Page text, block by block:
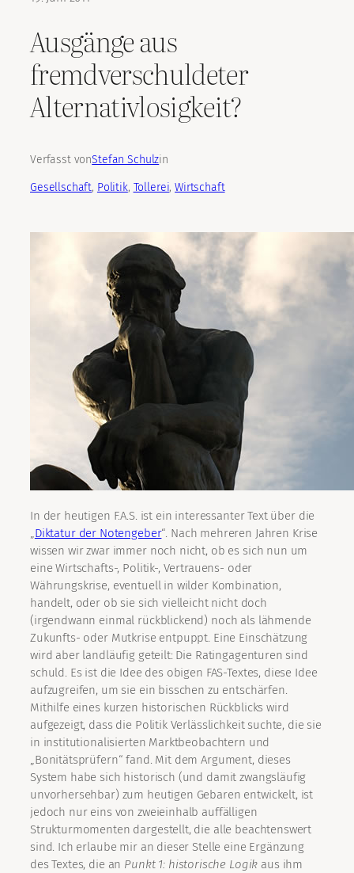
Ausgänge aus
fremdverschuldeter
Alternativlosigkeit?
Verfasst vonStefan Schulzin
Gesellschaft, Politik, Tollerei, Wirtschaft
In der heutigen F.A.S. ist ein interessanter Text über die
„Diktatur der Notengeber“. Nach mehreren Jahren Krise
wissen wir zwar immer noch nicht, ob es sich nun um
eine Wirtschafts-, Politik-, Vertrauens- oder
Währungskrise, eventuell in wilder Kombination,
handelt, oder ob sie sich vielleicht nicht doch
(irgendwann einmal rückblickend) noch als lähmende
Zukunfts- oder Mutkrise entpuppt. Eine Einschätzung
wird aber landläufig geteilt: Die Ratingagenturen sind
schuld. Es ist die Idee des obigen FAS-Textes, diese Idee
aufzugreifen, um sie ein bisschen zu entschärfen.
Mithilfe eines kurzen historischen Rückblicks wird
aufgezeigt, dass die Politik Verlässlichkeit suchte, die sie
in institutionalisierten Marktbeobachtern und
„Bonitätsprüfern“ fand. Mit dem Argument, dieses
System habe sich historisch (und damit zwangsläufig
unvorhersehbar) zum heutigen Gebaren entwickelt, ist
jedoch nur eins von zweieinhalb auffälligen
Strukturmomenten dargestellt, die alle beachtenswert
sind. Ich erlaube mir an dieser Stelle eine Ergänzung
des Textes, die an Punkt 1: historische Logik aus ihm